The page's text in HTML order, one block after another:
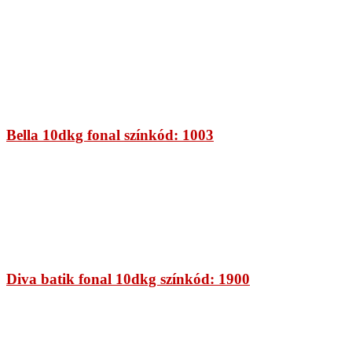
Bella 10dkg fonal színkód: 1003
Diva batik fonal 10dkg színkód: 1900